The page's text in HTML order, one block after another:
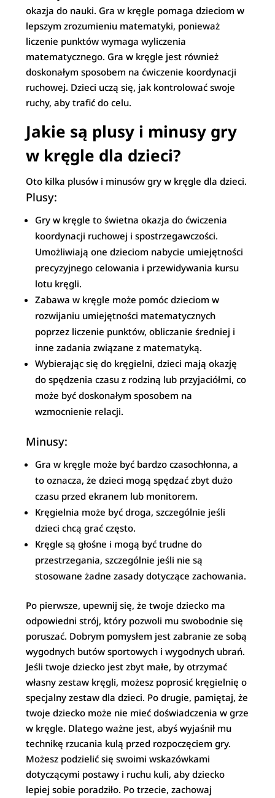
okazja do nauki. Gra w kręgle pomaga dzieciom w
lepszym zrozumieniu matematyki, ponieważ
liczenie punktów wymaga wyliczenia
matematycznego. Gra w kręgle jest również
doskonałym sposobem na ćwiczenie koordynacji
ruchowej. Dzieci uczą się, jak kontrolować swoje
ruchy, aby trafić do celu.
Jakie są plusy i minusy gry
w kręgle dla dzieci?
Oto kilka plusów i minusów gry w kręgle dla dzieci.
Plusy:
Gry w kręgle to świetna okazja do ćwiczenia
koordynacji ruchowej i spostrzegawczości.
Umożliwiają one dzieciom nabycie umiejętności
precyzyjnego celowania i przewidywania kursu
lotu kręgli.
Zabawa w kręgle może pomóc dzieciom w
rozwijaniu umiejętności matematycznych
poprzez liczenie punktów, obliczanie średniej i
inne zadania związane z matematyką.
Wybierając się do kręgielni, dzieci mają okazję
do spędzenia czasu z rodziną lub przyjaciółmi, co
może być doskonałym sposobem na
wzmocnienie relacji.
Minusy:
Gra w kręgle może być bardzo czasochłonna, a
to oznacza, że ​​dzieci mogą spędzać zbyt dużo
czasu przed ekranem lub monitorem.
Kręgielnia może być droga, szczególnie jeśli
dzieci chcą grać często.
Kręgle są głośne i mogą być trudne do
przestrzegania, szczególnie jeśli nie są
stosowane żadne zasady dotyczące zachowania.
Po pierwsze, upewnij się, że twoje dziecko ma
odpowiedni strój, który pozwoli mu swobodnie się
poruszać. Dobrym pomysłem jest zabranie ze sobą
wygodnych butów sportowych i wygodnych ubrań.
Jeśli twoje dziecko jest zbyt małe, by otrzymać
własny zestaw kręgli, możesz poprosić kręgielnię o
specjalny zestaw dla dzieci. Po drugie, pamiętaj, że
twoje dziecko może nie mieć doświadczenia w grze
w kręgle. Dlatego ważne jest, abyś wyjaśnił mu
technikę rzucania kulą przed rozpoczęciem gry.
Możesz podzielić się swoimi wskazówkami
dotyczącymi postawy i ruchu kuli, aby dziecko
lepiej sobie poradziło. Po trzecie, zachowaj